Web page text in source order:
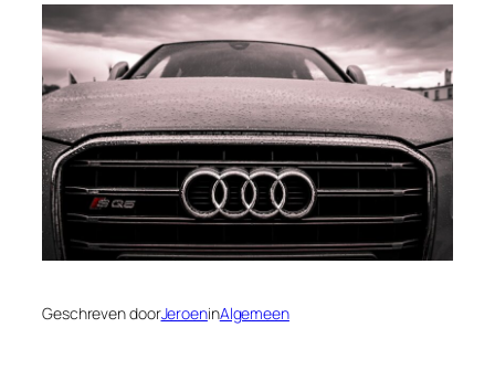
Geschreven doorJeroeninAlgemeen